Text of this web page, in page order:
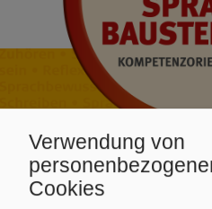
Verwendung von
Cookies